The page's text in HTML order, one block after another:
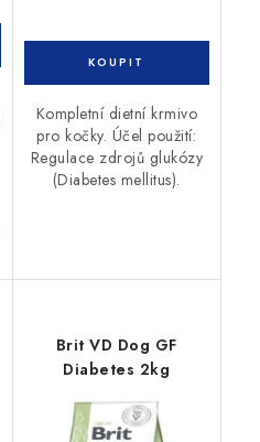
Kompletní dietní krmivo
pro kočky. Účel použití:
Regulace zdrojů glukózy
(Diabetes mellitus).
Brit VD Dog GF
Diabetes 2kg